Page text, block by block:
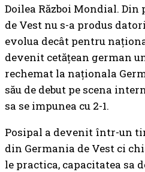
Doilea Război Mondial.
de Vest nu s-a produs
evolua decât pentru
devenit cetățean german
rechemat la naționala
său de debut pe scena
sa se impunea cu 2-1.
Posipal a devenit într-un
din Germania de Vest ci
le practica, capacitatea sa